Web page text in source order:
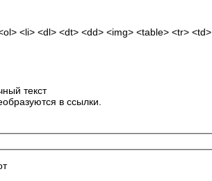
<li> <dl> <dt> <dd> <img> <table> <tr> <td>
текст
в ссылки.